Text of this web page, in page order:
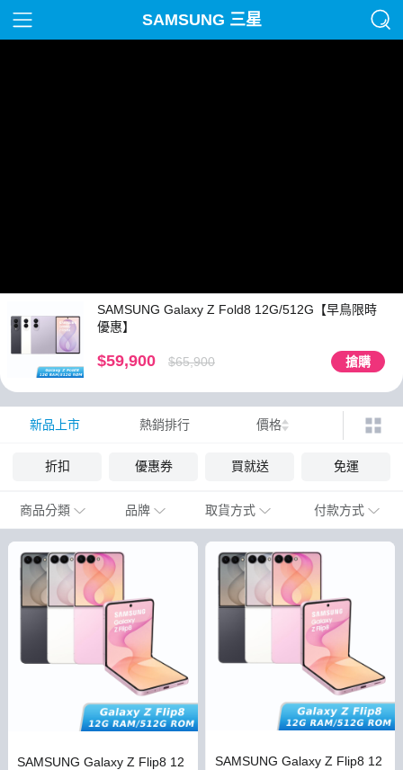
SAMSUNG 三星
SAMSUNG Galaxy Z Fold8 12G/512G【早鳥限時
優惠】
$59,900 $65,900 搶購
新品上市 熱銷排行 價格
折扣 優惠券 買就送 免運
商品分類 品牌 取貨方式 付款方式
SAMSUNG Galaxy Z Flip8 12
SAMSUNG Galaxy Z Flip8 12